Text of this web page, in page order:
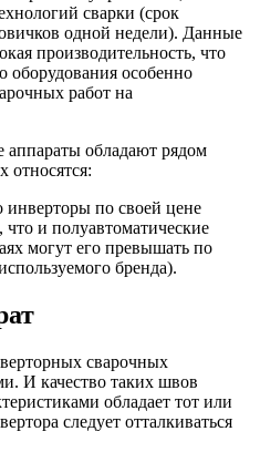
сварки (срок
одной недели). Данные
производительность, что
оборудования особенно
работ на
обладают рядом
относятся:
инверторы по своей цене
что и полуавтоматические
могут его превышать по
бренда).
сварочных
И качество таких швов
обладает тот или
следует отталкиваться